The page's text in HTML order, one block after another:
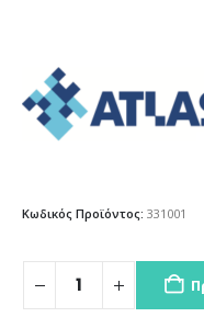
Κωδικός Προϊόντος: 331001